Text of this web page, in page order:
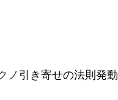
ノ 引き寄せの法則発動